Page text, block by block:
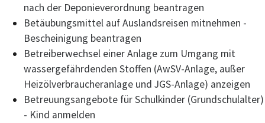
nach der Deponieverordnung beantragen
Betäubungsmittel auf Auslandsreisen mitnehmen -
Bescheinigung beantragen
Betreiberwechsel einer Anlage zum Umgang mit
wassergefährdenden Stoffen (AwSV-Anlage, außer
Heizölverbraucheranlage und JGS-Anlage) anzeigen
Betreuungsangebote für Schulkinder (Grundschulalter)
- Kind anmelden